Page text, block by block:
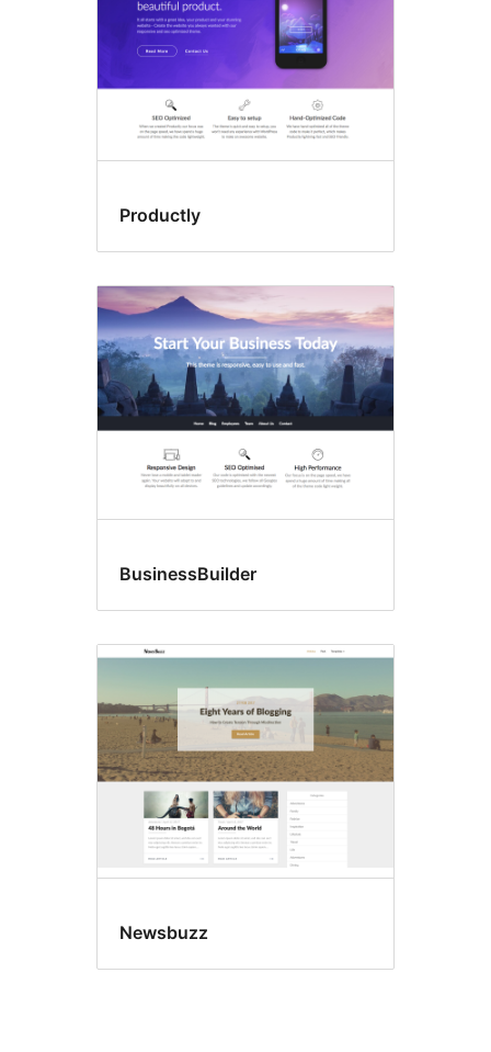
Productly
BusinessBuilder
Newsbuzz